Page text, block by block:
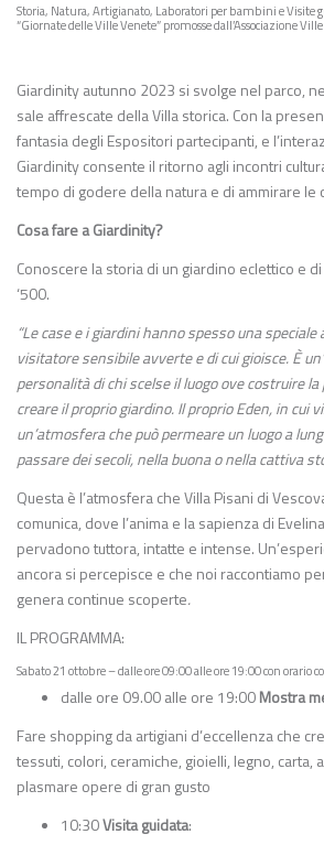
Storia, Natura, Artigianato, Laboratori per bambini e Visite
“Giornate delle Ville Venete” promosse dall’Associazione
Giardinity autunno 2023 si svolge nel parco,
sale affrescate della Villa storica. Con la
fantasia degli Espositori partecipanti, e
Giardinity consente il ritorno agli incontri
tempo di godere della natura e di ammirare le
Cosa fare a Giardinity?
Conoscere la storia di un giardino eclettico e
‘500.
“Le case e i giardini hanno spesso una
visitatore sensibile avverte e di cui gioisce. È
personalità di chi scelse il luogo ove costruire
creare il proprio giardino. Il proprio Eden, in cui
un’atmosfera che può permeare un luogo a
passare dei secoli, nella buona o nella cattiva
Questa è l’atmosfera che Villa Pisani di
comunica, dove l’anima e la sapienza di
pervadono tuttora, intatte e intense.
ancora si percepisce e che noi raccontiamo
genera continue scoperte.
IL PROGRAMMA:
Sabato 21 ottobre – dalle ore 09:00 alle ore 19:00 con orario
dalle ore 09.00 alle ore 19:00Mostra
Fare shopping da artigiani d’eccellenza che
tessuti, colori, ceramiche, gioielli, legno, carta,
plasmare opere di gran gusto
10:30Visita guidata: